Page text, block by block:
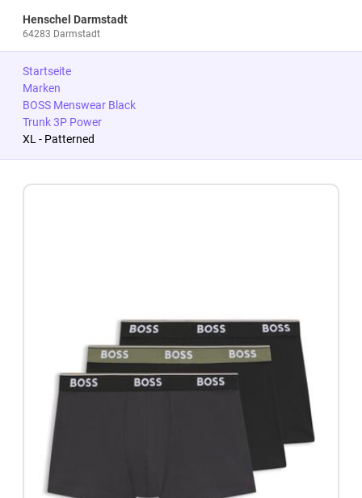
Henschel Darmstadt
64283 Darmstadt
Startseite
Marken
BOSS Menswear Black
Trunk 3P Power
XL - Patterned